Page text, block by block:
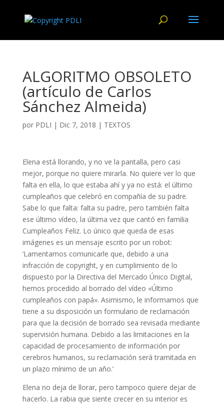
ALGORITMO OBSOLETO
(artículo de Carlos
Sánchez Almeida)
por PDLI | Dic 7, 2018 | TEXTOS
Elena está llorando, y no ve la pantalla, pero casi
mejor, porque no quiere mirarla. No quiere ver lo que
falta en ella, lo que estaba ahí y ya no está: el último
cumpleaños que celebró en compañía de su padre.
Sabe lo que falta: falta su padre, pero también falta
ese último vídeo, la última vez que cantó en familia
Cumpleaños Feliz. Lo único que queda de esas
imágenes es un mensaje escrito por un robot:
‘Lamentamos comunicarle que, debido a una
infracción de copyright, y en cumplimiento de lo
dispuesto por la Directiva del Mercado Único Digital,
hemos procedido al borrado del vídeo «Último
cumpleaños con papá». Asimismo, le informamos que
tiene a su disposición un formulario de reclamación
para que la decisión de borrado sea revisada mediante
supervisión humana. Debido a las limitaciones en la
capacidad de procesamiento de información por
cerebros humanos, su reclamación será tramitada en
un plazo mínimo de un año.’
Elena no deja de llorar, pero tampoco quiere dejar de
hacerlo. La rabia que siente crecer en su interior es